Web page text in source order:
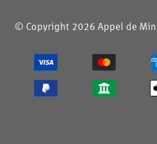
© Copyright 2026 Appel de